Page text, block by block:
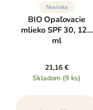
Novinka
BIO Opaľovacie
mlieko SPF 30, 125
ml
21,16 €
Skladom (9 ks)